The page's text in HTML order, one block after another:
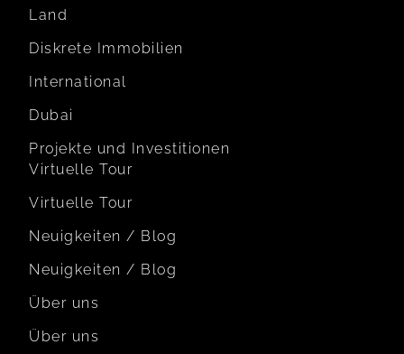
Land
Diskrete Immobilien
International
Dubai
Projekte und Investitionen
Virtuelle Tour
Virtuelle Tour
Neuigkeiten / Blog
Neuigkeiten / Blog
Über uns
Über uns